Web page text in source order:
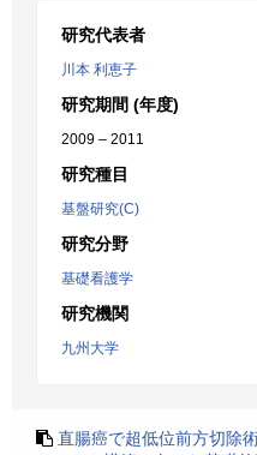
研究代表者
川本 利恵子
研究期間 (年度)
2009 – 2011
研究種目
基盤研究(C)
研究分野
基礎看護学
研究機関
九州大学
直腸癌で超低位前方切除